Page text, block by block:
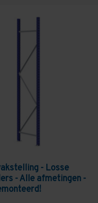
- Losse
- Alle afmetingen -